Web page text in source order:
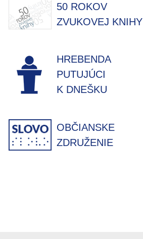
50 ROKOV
ZVUKOVEJ KNIHY
HREBENDA
PUTUJÚCI
K DNEŠKU
OBČIANSKE
ZDRUŽENIE